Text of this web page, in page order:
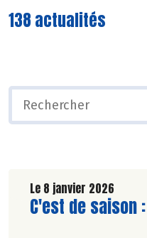
138 actualités
Le 8 janvier 2026
Lire la suite de
C'est de saison